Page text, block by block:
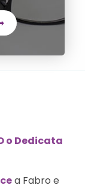
o Dedicata
a Fabro e